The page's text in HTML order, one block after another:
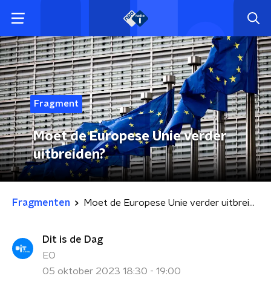
Fragment
Moet de Europese Unie verder
uitbreiden?
Fragmenten Moet de Europese Unie verder uitbreiden?
Dit is de Dag
EO
05 oktober 2023 18:30 - 19:00